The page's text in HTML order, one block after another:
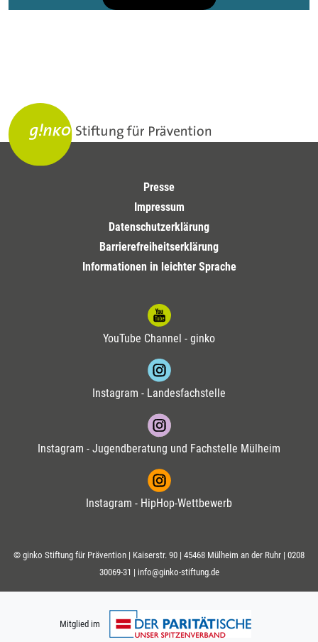
Presse
Impressum
Datenschutzerklärung
Barrierefreiheitserklärung
Informationen in leichter Sprache
YouTube Channel - ginko
Instagram - Landesfachstelle
Instagram - Jugendberatung und Fachstelle Mülheim
Instagram - HipHop-Wettbewerb
© ginko Stiftung für Prävention | Kaiserstr. 90 | 45468 Mülheim an der Ruhr | 0208
30069-31 | info@ginko-stiftung.de
Mitglied im